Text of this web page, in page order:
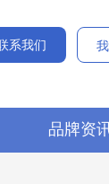
系我们
品牌资